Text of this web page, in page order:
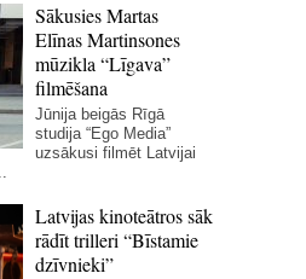
Sākusies Martas
Elīnas Martinsones
mūzikla “Līgava”
filmēšana
Jūnija beigās Rīgā
studija “Ego Media”
uzsākusi filmēt Latvijai
Latvijas kinoteātros sāk
rādīt trilleri “Bīstamie
dzīvnieki”